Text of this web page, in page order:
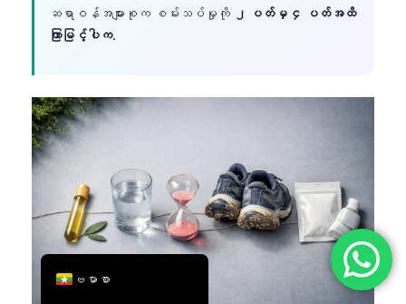
ဆရာဝန်အများစုက စမ်းသပ်မှုကို
၂ ပတ်မှ ၄ ပတ်အထိ
ကြာမြင့်ပါက.
ဗမာစာ
English
Deutsch
العربية
עִבְרִית
Italiano
Português
Ελληνικά